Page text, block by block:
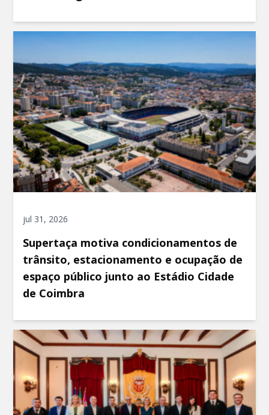
jul 31, 2026
Supertaça motiva condicionamentos de
trânsito, estacionamento e ocupação de
espaço público junto ao Estádio Cidade
de Coimbra